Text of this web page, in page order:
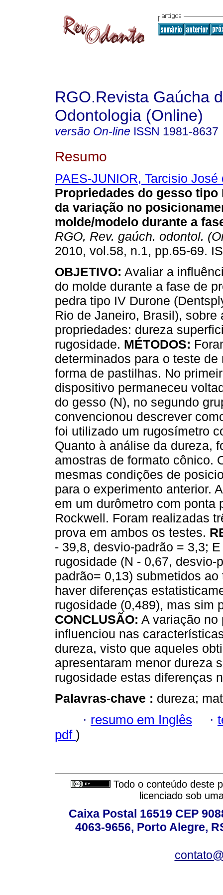
RGO.Revista Gaúcha
Odontologia (Online)
versão On-line ISSN 1981-8637
Resumo
PAES-JUNIOR, Tarcisio José
Propriedades do gesso tipo
da variação no
molde/modelo durante a
RGO, Rev. gaúch. odontol.
2010, vol.58, n.1, pp.65-69.
OBJETIVO: Avaliar a
do molde durante a fase de
pedra tipo IV Durone
Rio de Janeiro, Brasil), sobre
propriedades: dureza
rugosidade. MÉTODOS:
determinados para o teste
forma de pastilhas. No
dispositivo permaneceu
do gesso (N), no segundo
convencionou descrever
foi utilizado um rugosímetro
Quanto à análise da dureza,
amostras de formato cônico.
mesmas condições de
para o experimento anterior.
em um durômetro com ponta
Rockwell. Foram realizadas
prova em ambos os testes.
- 39,8, desvio-padrão = 3,3;
rugosidade (N - 0,67,
padrão= 0,13) submetidos
haver diferenças
rugosidade (0,489), mas sim
CONCLUSÃO: A variação no
influenciou nas
dureza, visto que aqueles
apresentaram menor dureza
rugosidade estas diferenças
Palavras-chave : dureza;
· resumo em Inglês ·
pdf )
Todo o conteúdo deste
licenciado sob
Caixa Postal 16519 CEP
4063-9656, Porto Alegre,